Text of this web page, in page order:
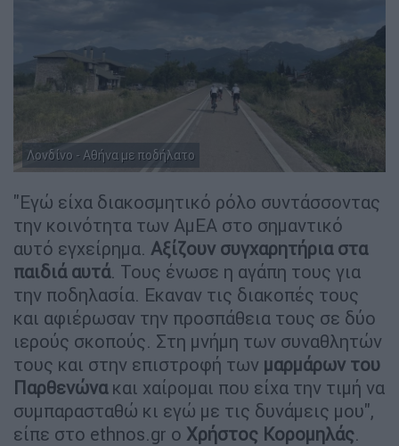
Λονδίνο - Αθήνα με ποδήλατο
"Εγώ είχα διακοσμητικό ρόλο συντάσσοντας
την κοινότητα των ΑμΕΑ στο σημαντικό
αυτό εγχείρημα. Αξίζουν συγχαρητήρια στα
παιδιά αυτά. Τους ένωσε η αγάπη τους για
την ποδηλασία. Εκαναν τις διακοπές τους
και αφιέρωσαν την προσπάθεια τους σε δύο
ιερούς σκοπούς. Στη μνήμη των συναθλητών
τους και στην επιστροφή των μαρμάρων του
Παρθενώνακαι χαίρομαι που είχα την τιμή να
συμπαρασταθώ κι εγώ με τις δυνάμεις μου",
είπε στο ethnos.gr ο Χρήστος Κορομηλάς.